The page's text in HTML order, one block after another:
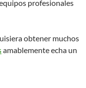
profesionales
obtener muchos
amablemente echa un